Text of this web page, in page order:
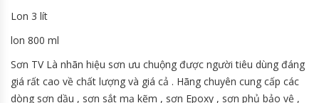
Lon 3 lít
lon 800 ml
Sơn TV Là nhãn hiệu sơn ưu chuộng được người tiêu dùng đáng
giá rất cao về chất lượng và giá cả . Hãng chuyên cung cấp các
dòng sơn dầu , sơn sắt mạ kẽm , sơn Epoxy , sơn phủ bảo vệ ,